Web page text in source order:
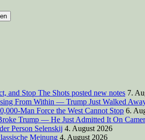
and Stop The Shots posted new notes 7.
From Within — Trump Just Walked
Man Force the West Cannot Stop 6.
Trump — He Just Admitted It On
Person Selenskij 4. August 2026
Meinung 4. August 2026